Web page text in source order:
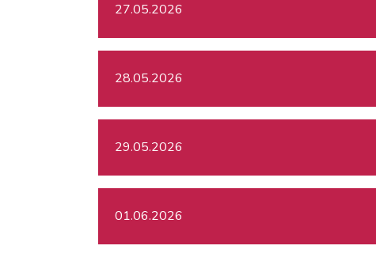
27.05.2026
28.05.2026
29.05.2026
01.06.2026